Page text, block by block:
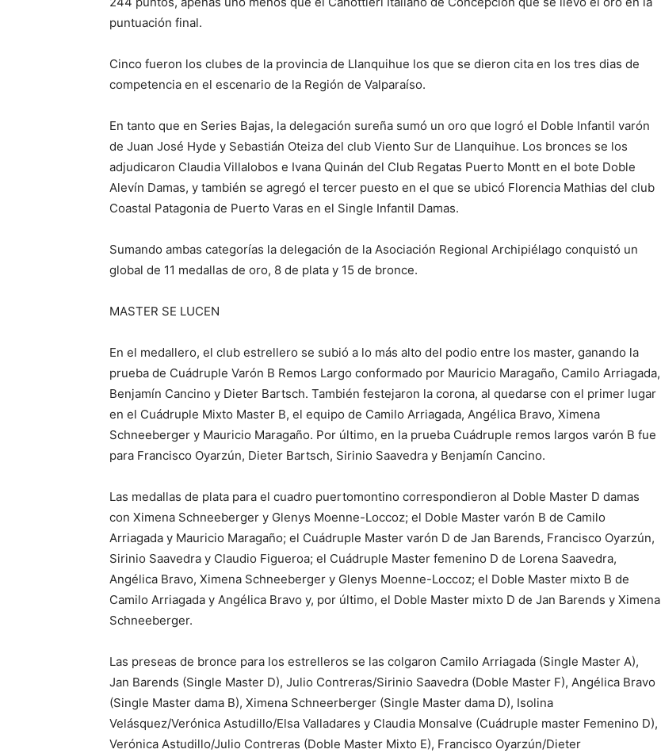
puntuación final.
Cinco fueron los clubes de la provincia de Llanquihue los que se dieron cita en los tres dias de
competencia en el escenario de la Región de Valparaíso.
En tanto que en Series Bajas, la delegación sureña sumó un oro que logró el Doble Infantil varón
de Juan José Hyde y Sebastián Oteiza del club Viento Sur de Llanquihue. Los bronces se los
adjudicaron Claudia Villalobos e Ivana Quinán del Club Regatas Puerto Montt en el bote Doble
Alevín Damas, y también se agregó el tercer puesto en el que se ubicó Florencia Mathias del club
Coastal Patagonia de Puerto Varas en el Single Infantil Damas.
Sumando ambas categorías la delegación de la Asociación Regional Archipiélago conquistó un
global de 11 medallas de oro, 8 de plata y 15 de bronce.
MASTER SE LUCEN
En el medallero, el club estrellero se subió a lo más alto del podio entre los master, ganando la
prueba de Cuádruple Varón B Remos Largo conformado por Mauricio Maragaño, Camilo Arriagada,
Benjamín Cancino y Dieter Bartsch. También festejaron la corona, al quedarse con el primer lugar
en el Cuádruple Mixto Master B, el equipo de Camilo Arriagada, Angélica Bravo, Ximena
Schneeberger y Mauricio Maragaño. Por último, en la prueba Cuádruple remos largos varón B fue
para Francisco Oyarzún, Dieter Bartsch, Sirinio Saavedra y Benjamín Cancino.
Las medallas de plata para el cuadro puertomontino correspondieron al Doble Master D damas
con Ximena Schneeberger y Glenys Moenne-Loccoz; el Doble Master varón B de Camilo
Arriagada y Mauricio Maragaño; el Cuádruple Master varón D de Jan Barends, Francisco Oyarzún,
Sirinio Saavedra y Claudio Figueroa; el Cuádruple Master femenino D de Lorena Saavedra,
Angélica Bravo, Ximena Schneeberger y Glenys Moenne-Loccoz; el Doble Master mixto B de
Camilo Arriagada y Angélica Bravo y, por último, el Doble Master mixto D de Jan Barends y Ximena
Schneeberger.
Las preseas de bronce para los estrelleros se las colgaron Camilo Arriagada (Single Master A),
Jan Barends (Single Master D), Julio Contreras/Sirinio Saavedra (Doble Master F), Angélica Bravo
(Single Master dama B), Ximena Schneerberger (Single Master dama D), Isolina
Velásquez/Verónica Astudillo/Elsa Valladares y Claudia Monsalve (Cuádruple master Femenino D),
Verónica Astudillo/Julio Contreras (Doble Master Mixto E), Francisco Oyarzún/Dieter